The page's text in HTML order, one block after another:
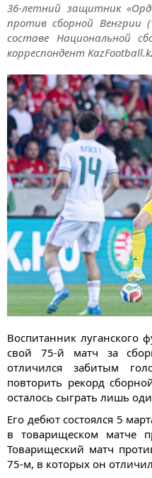
36-летний защитник
против сборной Венгрии
составе Национальной
корреспондент
Воспитанник луганского
свой 75-й матч за
отличился забитым
повторить рекорд
осталось сыграть лишь
Его дебют состоялся 5
в товарищеском матче
Товарищеский матч
75-м, в которых он